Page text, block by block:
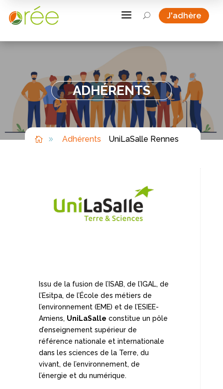
a U J'adhère
ADHÉRENTS
 9 Adhérents UniLaSalle Rennes
Issu de la fusion de l’ISAB, de l’IGAL, de
l’Esitpa, de l’École des métiers de
l’environnement (EME) et de l’ESIEE-
Amiens, UniLaSalle constitue un pôle
d’enseignement supérieur de
référence nationale et internationale
dans les sciences de la Terre, du
vivant, de l’environnement, de
l’énergie et du numérique.